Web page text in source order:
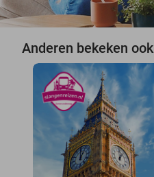
Anderen bekeken ook